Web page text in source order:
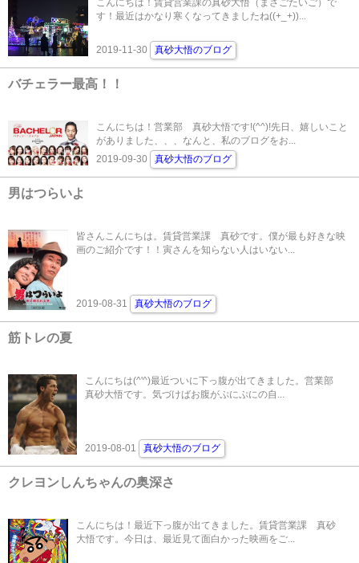
こんにちは！賃貸営業課の真砂大悟（まさごたいご）で
す！最近はかなり寒くなってきましたね((+_+))...
2019-11-30 真砂大悟のブログ
バチェラー最高！！
こんにちは！営業部 真砂大悟です!(^^)!先日、嬉しいこと
がありました、、、なんと、私のブログをお...
2019-09-30
真砂大悟のブログ
男はつらいよ
皆さんこんにちは。賃貸営業課 真砂です。僕が最も好きな映
画のご紹介です！！寅さんを知らない人はいない...
2019-08-31 真砂大悟のブログ
筋トレの夏
こんにちは(^'^)最近ついに下っ腹が出てきました。営業部
真砂大悟です。気づけばお腹がぷにぷにの自...
2019-08-01 真砂大悟のブログ
クレヨンしんちゃんの奥深さ
こんにちは！最近下っ腹が出てきました。賃貸営業課 真砂
大悟です。今日は、最近見て面白かった映画をご...